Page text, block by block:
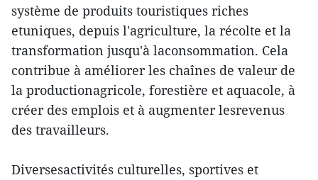
système de produits touristiques riches
etuniques, depuis l'agriculture, la récolte et la
transformation jusqu'à laconsommation. Cela
contribue à améliorer les chaînes de valeur de
la productionagricole, forestière et aquacole, à
créer des emplois et à augmenter lesrevenus
des travailleurs.
Diversesactivités culturelles, sportives et